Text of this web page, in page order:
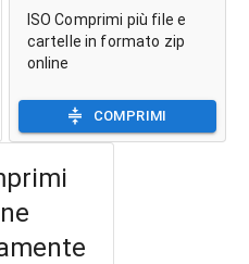
ISO Comprimi più file e
cartelle in formato zip
online
COMPRIMI